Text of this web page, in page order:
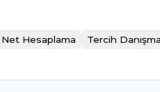
Net Hesaplama Tercih